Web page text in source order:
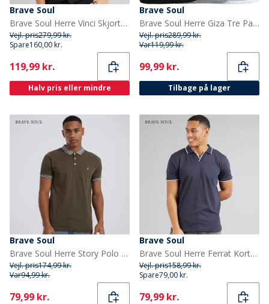
Brave Soul
Brave Soul Herre Vinci Skjorter med korte ærmer Sort
Vejl. pris279,99 kr.
Spare160,00 kr.
Current
119,99 kr.
Halv pris eller mindre
Brave Soul
Brave Soul Herre Giza Tre Pak Undertrøjer Sort/Hvid/Light Grey Marl
Vejl. pris289,99 kr.
Var119,99 kr.
Current
99,99 kr.
Tilbage på lager
Brave Soul
Brave Soul Herre Story Polo Khaki
Vejl. pris174,99 kr.
Var94,99 kr.
Current
79,99 kr.
Brave Soul
Brave Soul Herre Ferrat Kortærmet poloer Flerfarvet
Vejl. pris158,99 kr.
Spare79,00 kr.
Current
79,99 kr.